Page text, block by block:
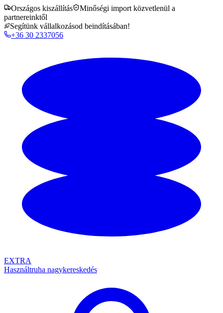
Országos kiszállítás
Minőségi import közvetlenül a
partnereinktől
Segítünk vállalkozásod beindításában!
+36 30 2337056
EXTRA
Használtruha nagykereskedés